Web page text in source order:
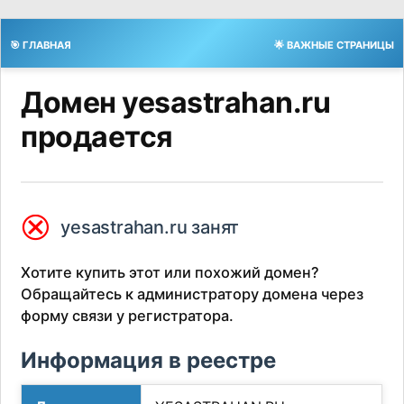
🎯 ГЛАВНАЯ 🌟 ВАЖНЫЕ СТРАНИЦЫ
Домен yesastrahan.ru
продается
⮿ yesastrahan.ru занят
Хотите купить этот или похожий домен?
Обращайтесь к администратору домена через
форму связи у регистратора.
Информация в реестре